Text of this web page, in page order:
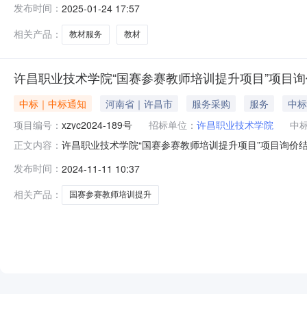
院、电气工程学院、财商学院、交通学院使用的教材）
完
发布时间： 2025-01-24 17:57
相关产品：
教材服务 教材
许昌职业技术学院“国赛参赛教师培训提升项目”项目
中标｜中标通知 河南省｜许昌市 服务采购 服务
中
项目编号： xzyc2024-189号 招标单位： 许昌职业技术学院
中
正文内容： 许昌职业技术学院“国赛参赛教师培训提升项目”项目询
南蓝色畅想教育科技有限公司报价:94500.00元（大写：
科
发布时间： 2024-11-11 10:37
相关产品：
国赛参赛教师培训提升